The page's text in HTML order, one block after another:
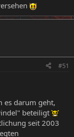
#51
es darum geht,
beteiligt
seit 2003